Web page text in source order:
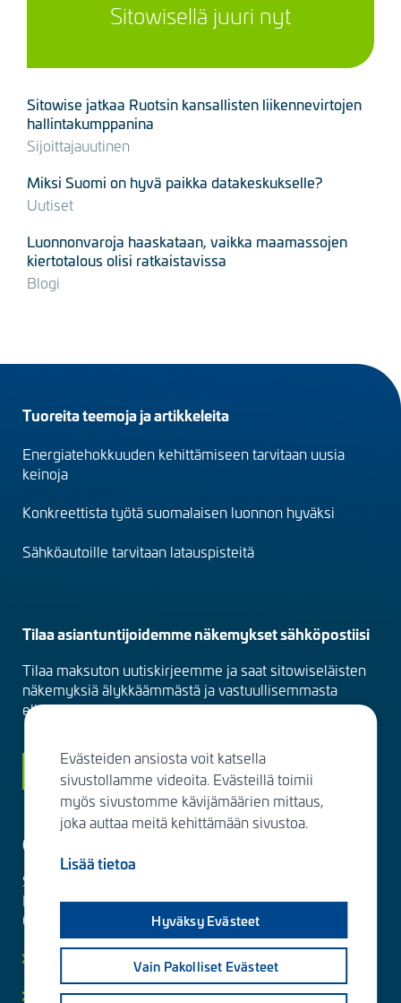
Sitowisellä juuri nyt
Sitowise jatkaa Ruotsin kansallisten liikennevirtojen
hallintakumppanina
Sijoittajauutinen
Miksi Suomi on hyvä paikka datakeskukselle?
Uutiset
Luonnonvaroja haaskataan, vaikka maamassojen
kiertotalous olisi ratkaistavissa
Blogi
Footer
menu
(fi)
Tuoreita teemoja ja artikkeleita
Energiatehokkuuden kehittämiseen tarvitaan uusia
keinoja
Konkreettista työtä suomalaisen luonnon hyväksi
Sähköautoille tarvitaan latauspisteitä
Tilaa asiantuntijoidemme näkemykset sähköpostiisi
Tilaa maksuton uutiskirjeemme ja saat sitowiseläisten
näkemyksiä älykkäämmästä ja vastuullisemmasta
elinympäristöstä suoraan sähköpostiisi kuukausittain.
Siirry tilaamaan
Ota yhteyttä
Sitowise Group Oyj
Linnoitustie 6 D
02600 Espoo, Finland
Lisää yhteystietoja
Yksityisyydensuoja ja tietosuojaselosteet
Evästeiden ansiosta voit katsella
sivustollamme videoita. Evästeillä toimii
myös sivustomme kävijämäärien mittaus,
joka auttaa meitä kehittämään sivustoa.
Lisää tietoa
Hyväksy Evästeet
Vain Pakolliset Evästeet